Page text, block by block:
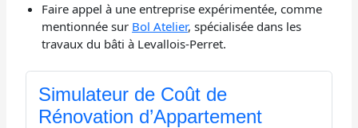
Faire appel à une entreprise expérimentée, comme
mentionnée sur Bol Atelier, spécialisée dans les
travaux du bâti à Levallois-Perret.
Simulateur de Coût de
Rénovation d’Appartement